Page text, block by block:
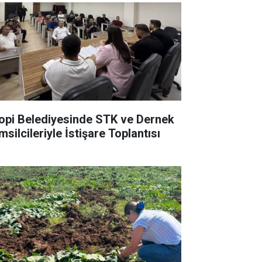
Belediyesinde STK ve Dernek
İstişare Toplantısı